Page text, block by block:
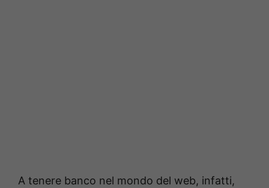
A tenere banco nel mondo del web, infatti,